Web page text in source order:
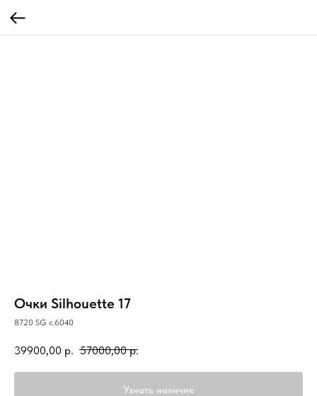
Очки Silhouette 17
8720 SG c.6040
39900,00 р. 57000,00 р.
Узнать наличие